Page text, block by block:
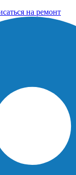
на ремонт